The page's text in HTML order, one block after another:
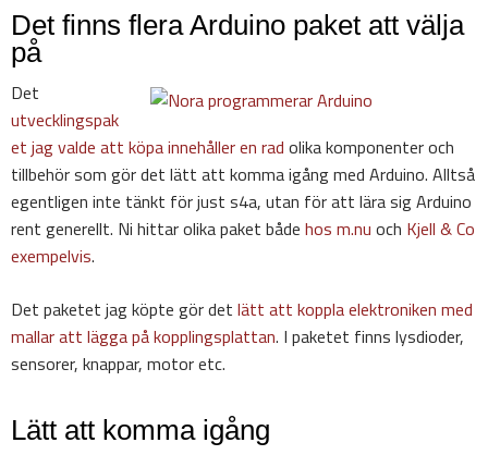
Det finns flera Arduino paket att välja
på
Det
utvecklingspak
et jag valde att köpa innehåller en rad olika komponenter och
tillbehör som gör det lätt att komma igång med Arduino. Alltså
egentligen inte tänkt för just s4a, utan för att lära sig Arduino
rent generellt. Ni hittar olika paket både hos m.nu och Kjell & Co
exempelvis.
Det paketet jag köpte gör det lätt att koppla elektroniken med
mallar att lägga på kopplingsplattan. I paketet finns lysdioder,
sensorer, knappar, motor etc.
Lätt att komma igång